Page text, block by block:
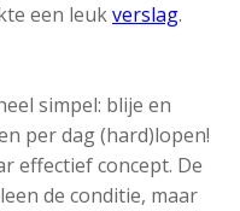
een leukverslag.
simpel: blije en
per dag (hard)lopen!
effectief concept. De
de conditie, maar